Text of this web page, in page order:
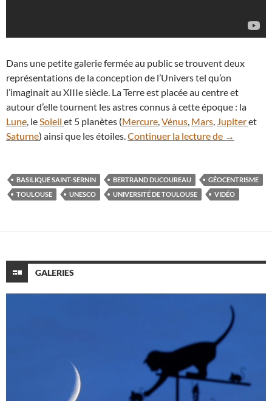
Dans une petite galerie fermée au public se trouvent deux
représentations de la conception de l’Univers tel qu’on
l’imaginait au XIIIe siècle. La Terre est placée au centre et
autour d’elle tournent les astres connus à cette époque : la
Lune, leSoleil et 5 planètes (Mercure,Vénus, Mars, Jupiteret
Saturne) ainsi que les étoiles.Continuer la lecture de En vidéo :
→
BASILIQUE SAINT-SERNIN BERTRAND DUCOUREAU
GÉOCENTRISME
TOULOUSE
UNESCO UNIVERSITÉ DE TOULOUSE VIDÉO
GALERIES